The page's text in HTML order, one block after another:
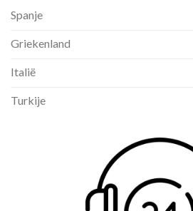
Spanje
Griekenland
Italië
Turkije